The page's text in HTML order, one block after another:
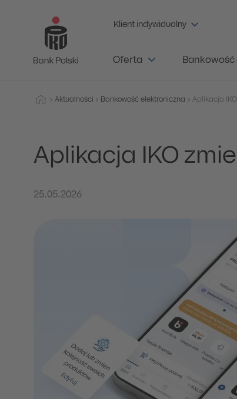
Klient indywidualny
Oferta
Aktualności Bankowość elektroniczna Aplikacja
Aplikacja IKO
25.05.2026